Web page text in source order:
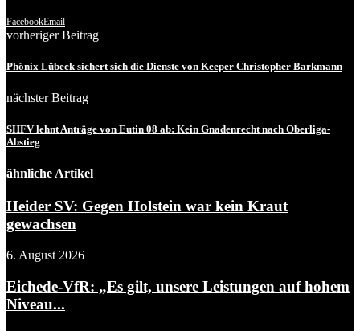
FacebookEmail
vorheriger Beitrag
Phönix Lübeck sichert sich die Dienste von Keeper Christopher Barkmann
nächster Beitrag
SHFV lehnt Anträge von Eutin 08 ab: Kein Gnadenrecht nach Oberliga-
Abstieg
ähnliche Artikel
Heider SV: Gegen Holstein war kein Kraut
gewachsen
6. August 2026
Eichede-VfR: „Es gilt, unsere Leistungen auf hohem
Niveau...